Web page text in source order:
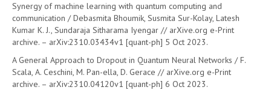
Synergy of machine learning with quantum computing and
communication / Debasmita Bhoumik, Susmita Sur-Kolay, Latesh
Kumar K. J., Sundaraja Sitharama Iyengar // arXive.org e-Print
archive. – arXiv:2310.03434v1 [quant-ph] 5 Oct 2023.
A General Approach to Dropout in Quantum Neural Networks / F.
Scala, A. Ceschini, M. Pan-ella, D. Gerace // arXive.org e-Print
archive. – arXiv:2310.04120v1 [quant-ph] 6 Oct 2023.